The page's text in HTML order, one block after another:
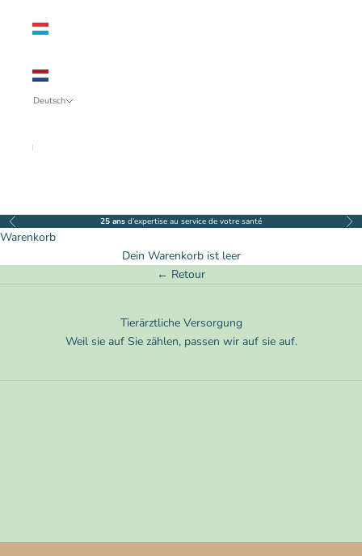
Deutsch
Zurück 25 ans d’expertise au service de votre santé Vor
Warenkorb
Dein Warenkorb ist leer
← Retour
Tierärztliche Versorgung
Weil sie auf Sie zählen, passen wir auf sie auf.
Hunde /
Nahrungsergänzungsmi